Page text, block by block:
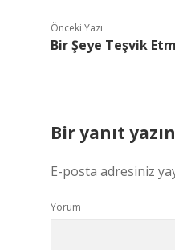
Önceki Yazı
Bir Şeye Teşvik
Bir yanıt yazın
E-posta adresiniz
Yorum